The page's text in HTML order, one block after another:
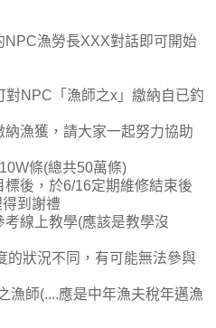
漁勞長XXX對話即可開始
NPC「漁師之x」繳納自已釣
漁獲，請大家一起努力協助
條(總共50萬條)
後，於6/16定期維修結束後
到謝禮
線上教學(應該是教學沒
的狀況不同，有可能無法參與
漁師(....應是中年漁夫稅年邁漁